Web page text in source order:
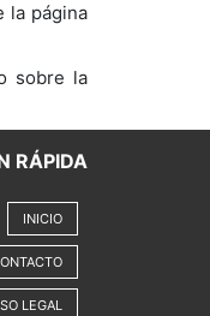
la página
sobre la
RÁPIDA
INICIO
LEGAL